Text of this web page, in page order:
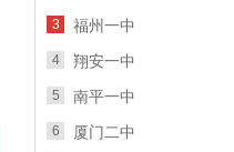
3 福州一中
4 翔安一中
5 南平一中
6 厦门二中